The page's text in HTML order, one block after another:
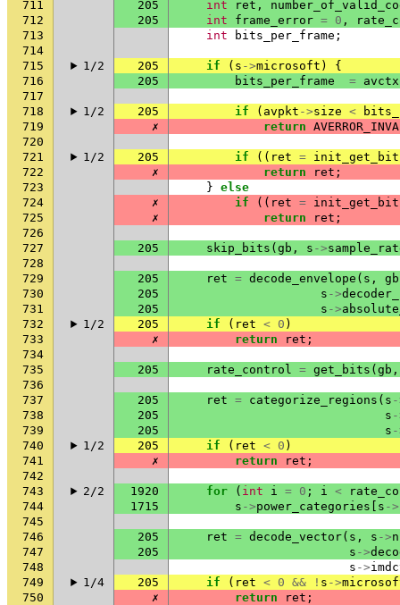
711
205 int ret ,
712
205 int frame_error = 0 ,
713
int bits_per_frame ;
714
715
1/2 205 if ( s ->microsoft )
{
716
205 bits_per_frame = avctx
717
718
1/2 205 if ( avpkt ->size <
719
✗ return
720
721
1/2 205 if (( ret =
722
✗ return ret ;
723
} else
724
✗ if (( ret =
725
✗ return ret ;
726
727
205 skip_bits ( gb , s ->
728
729
205 ret = decode_envelope ( s , gb
730
205 s ->
731
205 s ->
732
1/2 205 if ( ret < 0 )
733
✗ return ret ;
734
735
205 rate_control = get_bits ( gb ,
736
737
205 ret = categorize_regions ( s
738
205 s
739
205 s
740
1/2 205 if ( ret < 0 )
741
✗ return ret ;
742
743
2/2 1920 for ( int i = 0 ; i <
744
1715 s ->power_categories s ->
745
746
205 ret = decode_vector( s , s ->
747
205 s ->
748
s ->
749
1/4 205 if ( ret < 0 && ! s ->
750
✗ return ret ;